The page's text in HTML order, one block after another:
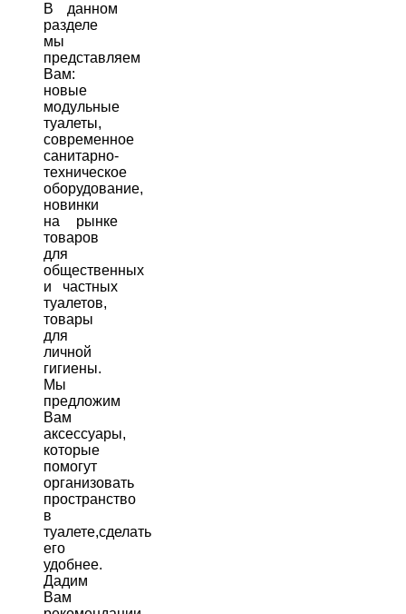
В данном
разделе
мы
представляем
Вам:
новые
модульные
туалеты,
современное
санитарно-
техническое
оборудование,
новинки
на рынке
товаров
для
общественных
и частных
туалетов,
товары
для
личной
гигиены.
Мы
предложим
Вам
аксессуары,
которые
помогут
организовать
пространство
в
туалете,сделать
его
удобнее.
Дадим
Вам